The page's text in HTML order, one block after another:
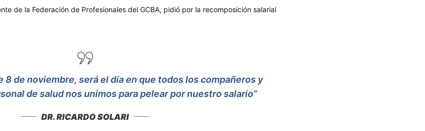
de la Federación de Profesionales del GCBA, pidió por la recomposición salarial
8 de noviembre, será el día en que todos los compañeros y
de salud nos unimos para pelear por nuestro salario”
DR. RICARDO SOLARI